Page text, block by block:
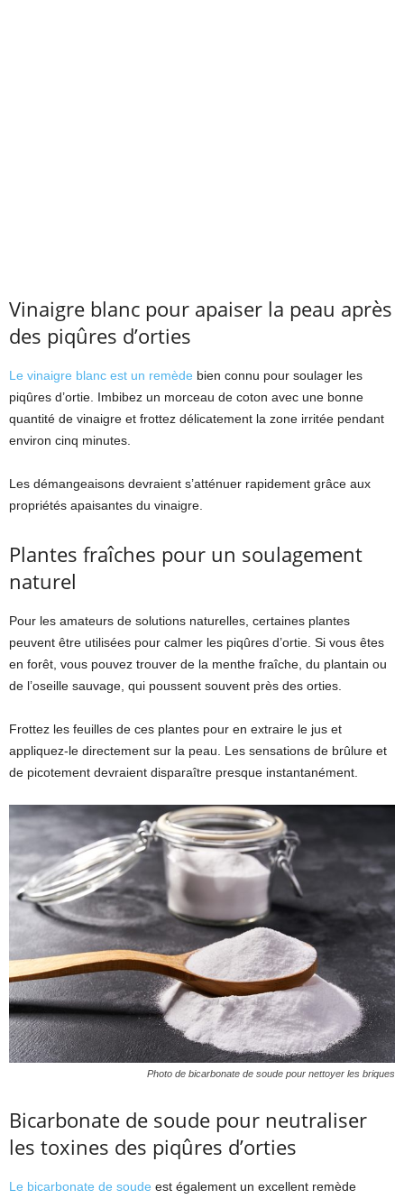
Vinaigre blanc pour apaiser la peau après
des piqûres d’orties
Le vinaigre blanc est un remède bien connu pour soulager les
piqûres d’ortie. Imbibez un morceau de coton avec une bonne
quantité de vinaigre et frottez délicatement la zone irritée pendant
environ cinq minutes.
Les démangeaisons devraient s’atténuer rapidement grâce aux
propriétés apaisantes du vinaigre.
Plantes fraîches pour un soulagement
naturel
Pour les amateurs de solutions naturelles, certaines plantes
peuvent être utilisées pour calmer les piqûres d’ortie. Si vous êtes
en forêt, vous pouvez trouver de la menthe fraîche, du plantain ou
de l’oseille sauvage, qui poussent souvent près des orties.
Frottez les feuilles de ces plantes pour en extraire le jus et
appliquez-le directement sur la peau. Les sensations de brûlure et
de picotement devraient disparaître presque instantanément.
Photo de bicarbonate de soude pour nettoyer les briques
Bicarbonate de soude pour neutraliser
les toxines des piqûres d’orties
Le bicarbonate de soude est également un excellent remède